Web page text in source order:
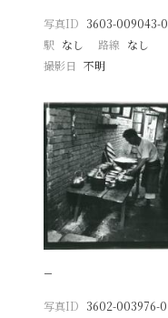
写真ID 3603-009043-0
駅 なし 路線 なし
撮影日
不明
−
写真ID 3602-003976-0